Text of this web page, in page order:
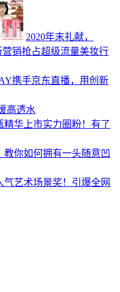
2020年末礼献，
销抢占超级流量美妆行
携手京东直播，用创新
高透水
精华上市实力圈粉！有了
教你如何拥有一头随意凹
艺术场景奖！引爆全网